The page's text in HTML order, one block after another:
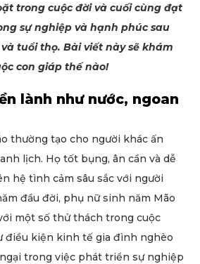
trong cuộc đời và cuối cùng đạt
sự nghiệp và hạnh phúc sau
tuổi thọ. Bài viết này sẽ khám
con giáp thế nào!
lành như nước, ngoan
thường tạo cho người khác ấn
lịch. Họ tốt bụng, ân cần và dễ
hệ tình cảm sâu sắc với người
đầu đời, phụ nữ sinh năm Mão
một số thử thách trong cuộc
điều kiện kinh tế gia đình nghèo
trong việc phát triển sự nghiệp